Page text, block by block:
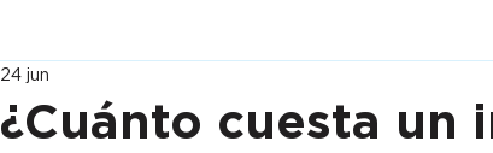
¿Cuánto cuesta un
24 jun